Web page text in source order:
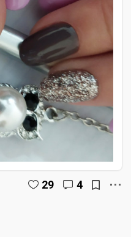
29 4